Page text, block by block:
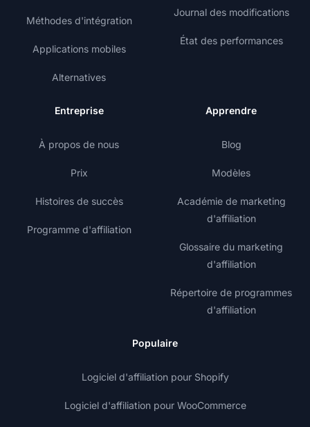
Méthodes d'intégration
Applications mobiles
Alternatives
Journal des modifications
État des performances
Entreprise
À propos de nous
Prix
Histoires de succès
Programme d'affiliation
Apprendre
Blog
Modèles
Académie de marketing
d'affiliation
Glossaire du marketing
d'affiliation
Répertoire de programmes
d'affiliation
Populaire
Logiciel d'affiliation pour Shopify
Logiciel d'affiliation pour WooCommerce